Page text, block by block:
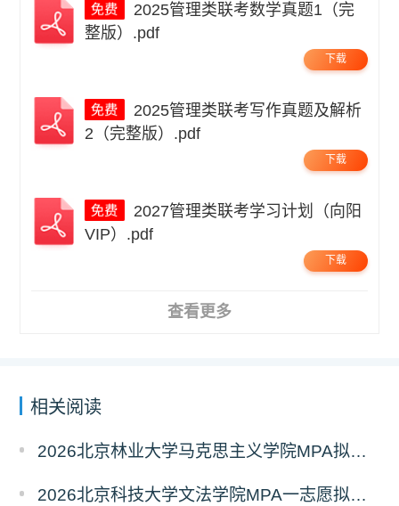
整版）.pdf
下载
2（完整版）.pdf
下载
VIP）.pdf
下载
查看更多
相关阅读
2026北京林业大学马克思主义学院MPA拟录取分析解读
2026北京科技大学文法学院MPA一志愿拟录取分析解读